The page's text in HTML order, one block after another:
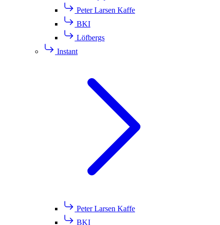
Peter Larsen Kaffe
BKI
Löfbergs
Instant
Peter Larsen Kaffe
BKI